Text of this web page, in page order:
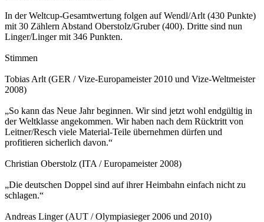
In der Weltcup-Gesamtwertung folgen auf Wendl/Arlt (430 Punkte)
mit 30 Zählern Abstand Oberstolz/Gruber (400). Dritte sind nun
Linger/Linger mit 346 Punkten.
Stimmen
Tobias Arlt (GER / Vize-Europameister 2010 und Vize-Weltmeister
2008)
„So kann das Neue Jahr beginnen. Wir sind jetzt wohl endgültig in
der Weltklasse angekommen. Wir haben nach dem Rücktritt von
Leitner/Resch viele Material-Teile übernehmen dürfen und
profitieren sicherlich davon.“
Christian Oberstolz (ITA / Europameister 2008)
„Die deutschen Doppel sind auf ihrer Heimbahn einfach nicht zu
schlagen.“
Andreas Linger (AUT / Olympiasieger 2006 und 2010)